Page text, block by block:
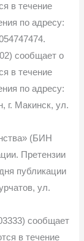
в течение
по адресу:
сообщает о
в течение
по адресу:
г. Макинск, ул.
(БИН
Претензии
публикации
ул.
сообщает
в течение